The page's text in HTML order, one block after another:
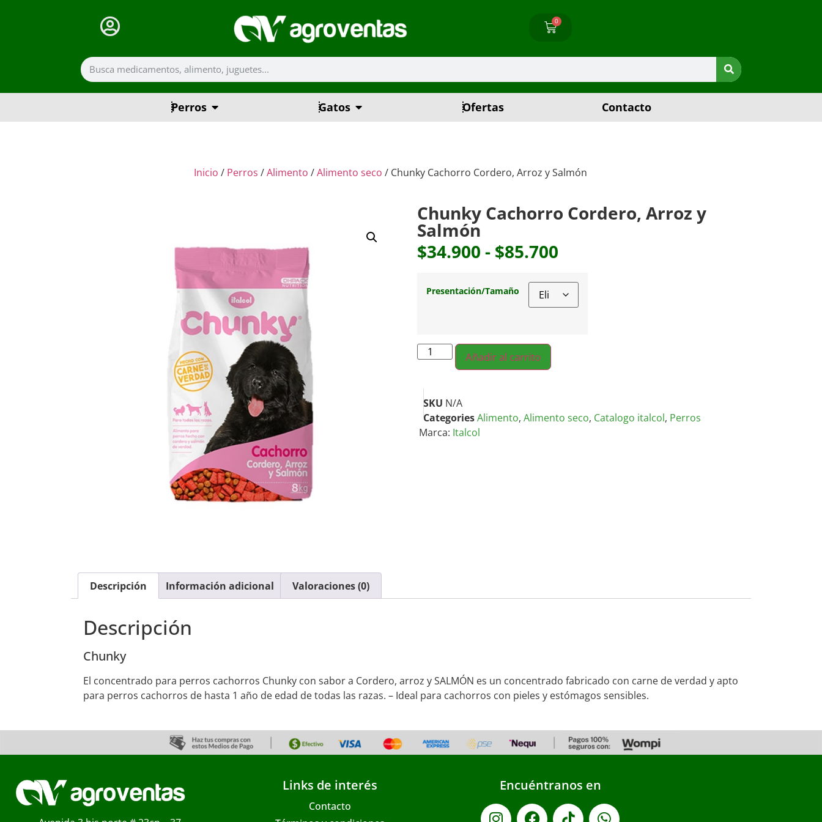
0
Perros Gatos Ofertas Contacto
Inicio / Perros /Alimento /Alimento seco / Chunky Cachorro Cordero, Arroz y Salmón
Chunky Cachorro Cordero, Arroz y
Salmón
$34.900 - $85.700
Presentación/Tamaño
Añadir al carrito
SKU N/A
CategoriesAlimento, Alimento seco, Catalogo italcol, Perros
Marca: Italcol
Descripción Información adicional Valoraciones (0)
Descripción
Chunky
El concentrado para perros cachorros Chunky con sabor a Cordero, arroz y SALMÓN es un concentrado fabricado con carne de verdad y apto
para perros cachorros de hasta 1 año de edad de todas las razas. – Ideal para cachorros con pieles y estómagos sensibles.
Links de interés
Contacto
Encuéntranos en